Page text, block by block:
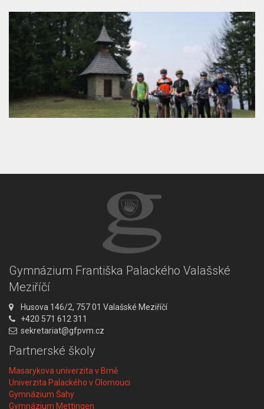
Gymnázium Františka Palackého Valašské
Meziříčí
A
d
r
s
Husova 146/2, 757 01 Valašské Meziříčí
T
e
e
+420 571 612 311
E
a
sekretariat@gfpvm.cz
Partnerské školy
Masarykova univerzita v Brně
Univerzita Palackého v Olomouci
Gymnázium Šahy
Gymnázium Mettingen